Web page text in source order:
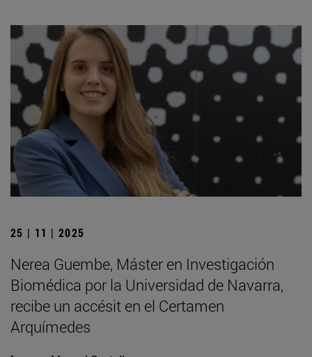
25 | 11 | 2025
Nerea Guembe, Máster en Investigación
Biomédica por la Universidad de Navarra,
recibe un accésit en el Certamen
Arquímedes